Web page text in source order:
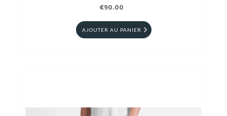
€90.00
AJOUTER AU PANIER